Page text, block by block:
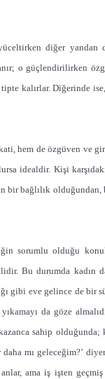
diğer yandan
o güçlendirilirken
tipte kalırlar. Diğerinde
hem de özgüven ve
idealdir. Kişi
bir bağlılık
sorumlu olduğu
Bu durumda
gibi eve gelince de bir
yıkamayı da göze
sahip olduğunda;
mı geleceğim?’
ama iş işten